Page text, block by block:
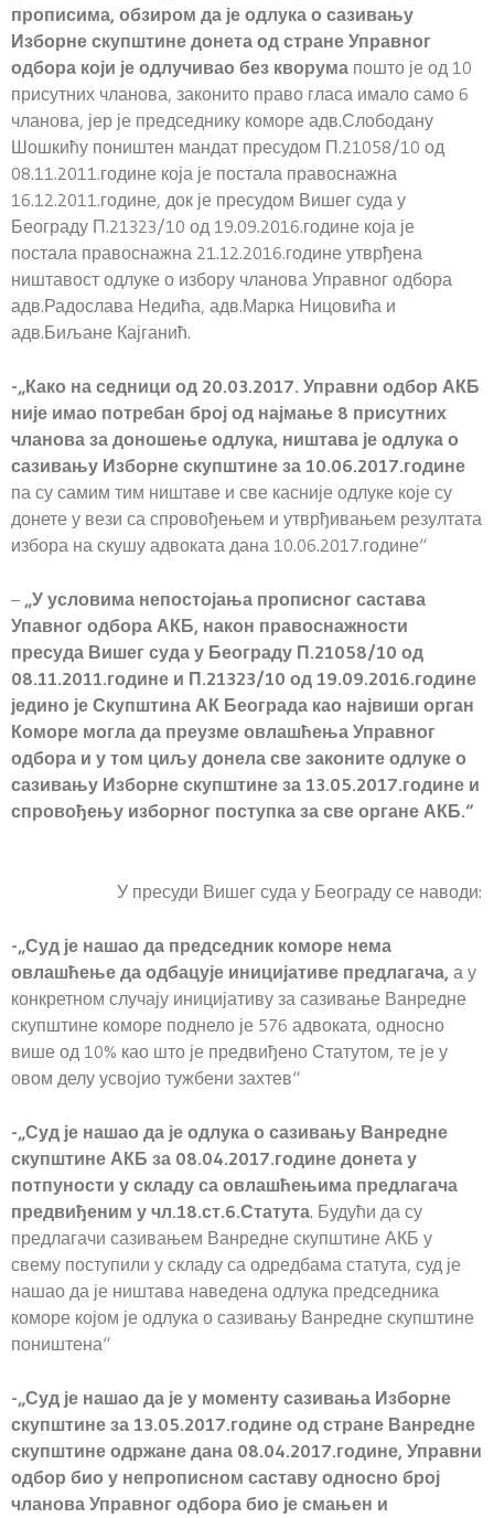
прописима, обзиром да је одлука о сазивању
Изборне скупштине донета од стране Управног
одбора који је одлучивао без кворума пошто је од 10
присутних чланова, законито право гласа имало само 6
чланова, јер је председнику коморе адв.Слободану
Шошкићу поништен мандат пресудом П.21058/10 од
08.11.2011.године која је постала правоснажна
16.12.2011.године, док је пресудом Вишег суда у
Београду П.21323/10 од 19.09.2016.године која је
постала правоснажна 21.12.2016.године утврђена
ништавост одлуке о избору чланова Управног одбора
адв.Радослава Недића, адв.Марка Ницовића и
адв.Биљане Кајганић.
-„Како на седници од 20.03.2017. Управни одбор АКБ
није имао потребан број од најмање 8 присутних
чланова за доношење одлука, ништава је одлука о
сазивању Изборне скупштине за 10.06.2017.године
па су самим тим ништаве и све касније одлуке које су
донете у вези са спровођењем и утврђивањем резултата
избора на скушу адвоката дана 10.06.2017.године“
– „У условима непостојања прописног састава
Упавног одбора АКБ, након правоснажности
пресуда Вишег суда у Београду П.21058/10 од
08.11.2011.године и П.21323/10 од 19.09.2016.године
једино је Скупштина АК Београда као највиши орган
Коморе могла да преузме овлашћења Управног
одбора и у том циљу донела све законите одлуке о
сазивању Изборне скупштине за 13.05.2017.године и
спровођењу изборног поступка за све органе АКБ.“
У пресуди Вишег суда у Београду се наводи:
-„Суд је нашао да председник коморе нема
овлашћење да одбацује иницијативе предлагача, а у
конкретном случају иницијативу за сазивање Ванредне
скупштине коморе поднело је 576 адвоката, односно
више од 10% као што је предвиђено Статутом, те је у
овом делу усвојио тужбени захтев“
-„Суд је нашао да је одлука о сазивању Ванредне
скупштине АКБ за 08.04.2017.године донета у
потпуности у складу са овлашћењима предлагача
предвиђеним у чл.18.ст.6.Статута. Будући да су
предлагачи сазивањем Ванредне скупштине АКБ у
свему поступили у складу са одредбама статута, суд је
нашао да је ништава наведена одлука председника
коморе којом је одлука о сазивању Ванредне скупштине
поништена“
-„Суд је нашао да је у моменту сазивања Изборне
скупштине за 13.05.2017.године од стране Ванредне
скупштине одржане дана 08.04.2017.године, Управни
одбор био у непрописном саставу односно број
чланова Управног одбора био је смањен и